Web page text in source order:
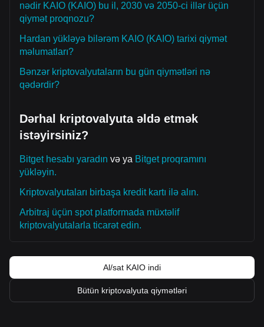
nədir KAIO (KAIO) bu il, 2030 və 2050-ci illər üçün
qiymət proqnozu?
Hardan yükləyə bilərəm KAIO (KAIO) tarixi qiymət
məlumatları?
Bənzər kriptovalyutaların bu gün qiymətləri nə
qədərdir?
Dərhal kriptovalyuta əldə etmək
istəyirsiniz?
Bitget hesabı yaradın və ya Bitget proqramını
yükləyin.
Kriptovalyutaları birbaşa kredit kartı ilə alın.
Arbitraj üçün spot platformada müxtəlif
kriptovalyutalarla ticarət edin.
Al/sat KAIO indi
Bütün kriptovalyuta qiymətləri